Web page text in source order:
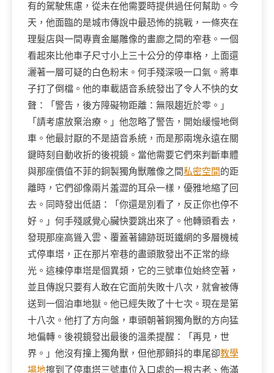
有的駕駛焦慮，從未在他需要時提供過任何幫助。今
天，他面臨的是城市傳說中最恐怖的挑戰，一條夾在
理髮店與一間專賣金屬雕像的畫廊之間的窄巷。一個
看起來比他車子尺寸小上三十公分的停車格，上面還
灑著一層可疑的白色粉末。何手殘深吸一口氣。將車
子打了倒檔。他的車載語音系統發出了令人不快的女
聲：「警告，後方障礙物距離：無限趨近於零。」
「請考慮放棄治療。」他忽略了警告，開始緩慢地倒
車。他最討厭的不是語音系統，而是那兩塊永遠在關
鍵時刻自動收折的後視鏡。當他需要它們來判斷車體
與那座價值不菲的銅製獨角獸雕像之間私密空間的距
離時，它們卻像兩片羞澀的耳朵一樣，優雅地縮了回
去。同時發出低語：「你還是別看了，反正你也停不
好。」何手殘感覺心臟快要跳出來了。他轉頭看去，
發現那座高聳入雲、覆蓋著鏽跡斑斑鐵網的多層機械
式停車塔，正在那片窄巷的盡頭散發出不正常的綠
光。這棟停車塔是個異類，它的三號車位始終空著，
並且傳說只要有人敢在它面前失敗十八次，就會被傳
送到一個泊車地獄。他已經失敗了十七次。現在是第
十八次。他打了方向盤，車頭朝著銅獨角獸的方向猛
地偏轉。後視鏡發出最後的溫柔提醒：「再見，世
界。」他沒有撞上獨角獸，但他那顫抖的車尾卻教學
場地擦到了停車塔三號車位入口處的一根古老、佈滿